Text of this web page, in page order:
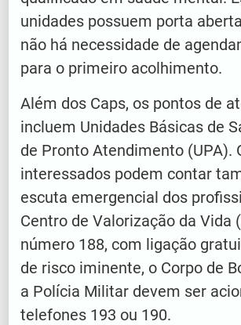
unidades possuem porta
não há necessidade de
para o primeiro acolhimento.
Além dos Caps, os pontos de
incluem Unidades Básicas de
de Pronto Atendimento (UPA).
interessados podem contar
escuta emergencial dos
Centro de Valorização da Vida
número 188, com ligação
de risco iminente, o Corpo de
a Polícia Militar devem ser
telefones 193 ou 190.